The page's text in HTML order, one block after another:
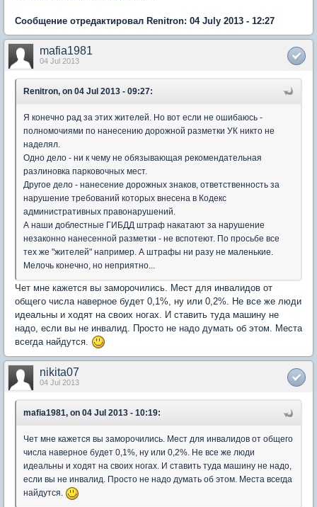
Сообщение отредактировал Renitron: 04 July 2013 - 12:27
mafia1981
04 Jul 2013
Renitron, on 04 Jul 2013 - 09:27:
Я конечно рад за этих жителей. Но вот если не ошибаюсь -
полномочиями по нанесению дорожной разметки УК никто не
наделял.
Одно дело - ни к чему не обязывающая рекомендательная
разлиновка парковочных мест.
Другое дело - нанесение дорожных знаков, ответственность за
нарушение требований которых внесена в Кодекс
административных правонарушений.
А наши доблестные ГИБДД штраф накатают за нарушение
незаконно нанесенной разметки - не вспотеют. По просьбе все
тех же "жителей" например. А штрафы ни разу не маленькие.
Мелочь конечно, но неприятно...
Чет мне кажется вы заморочились. Мест для инвалидов от
общего числа наверное будет 0,1%, ну или 0,2%. Не все же люди
идеальны и ходят на своих ногах. И ставить туда машину не
надо, если вы не инвалид. Просто не надо думать об этом. Места
всегда найдутся.
nikita07
04 Jul 2013
mafia1981, on 04 Jul 2013 - 10:19:
Чет мне кажется вы заморочились. Мест для инвалидов от общего
числа наверное будет 0,1%, ну или 0,2%. Не все же люди
идеальны и ходят на своих ногах. И ставить туда машину не надо,
если вы не инвалид. Просто не надо думать об этом. Места всегда
найдутся.